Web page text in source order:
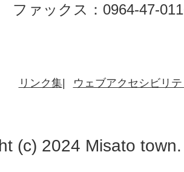
ファックス：0964-47-
リンク集 ウェブアクセシビリ
(c) 2024 Misato